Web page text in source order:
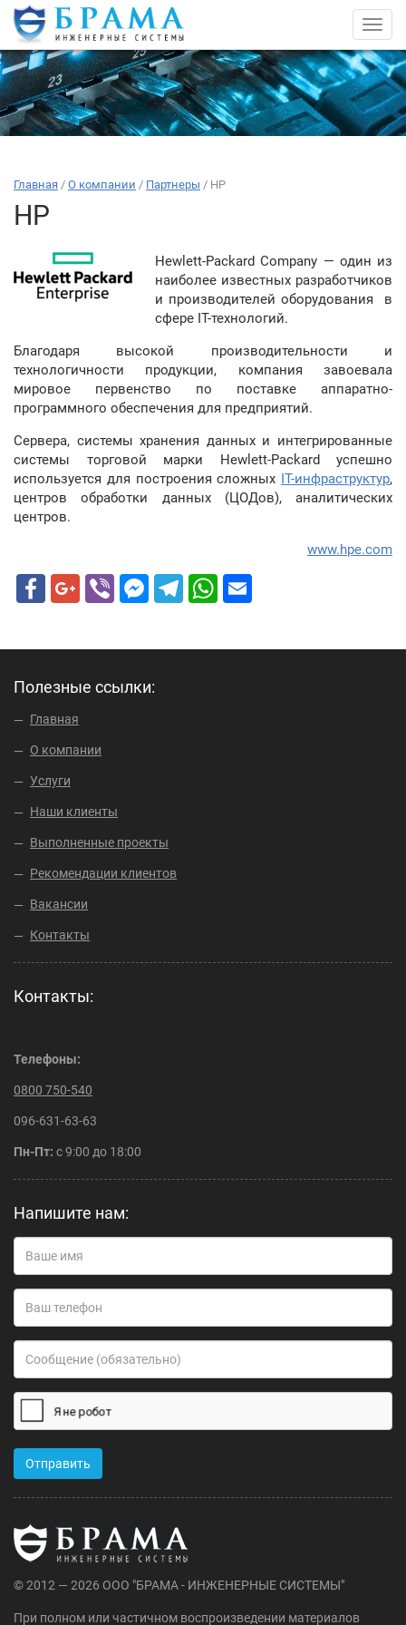
Главная / О компании / Партнеры / HP
HP
Hewlett-Packard Company — один из
наиболее известных разработчиков
и производителей оборудования в
сфере IT-технологий.
Благодаря высокой производительности и
технологичности продукции, компания завоевала
мировое первенство по поставке аппаратно-
программного обеспечения для предприятий.
Сервера, системы хранения данных и интегрированные
системы торговой марки Hewlett-Packard успешно
используется для построения сложных IT-инфраструктур,
центров обработки данных (ЦОДов), аналитических
центров.
www.hpe.com
о
б
е
:
а
е
2
0
8
т
р
о
:
m
Полезные ссылки:
Главная
О компании
Услуги
Наши клиенты
Выполненные проекты
Рекомендации клиентов
Вакансии
Контакты
Контакты:
Телефоны:
0800 750-540
096-631-63-63
Пн-Пт: с 9:00 до 18:00
Напишите нам:
© 2012 — 2026 ООО "БРАМА - ИНЖЕНЕРНЫЕ СИСТЕМЫ"
При полном или частичном воспроизведении материалов